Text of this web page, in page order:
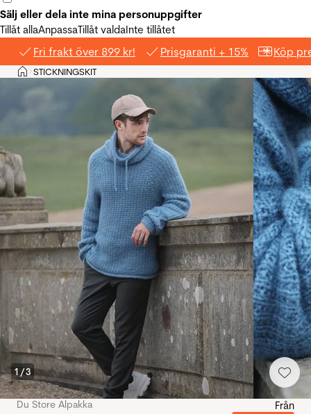
Sälj eller dela inte mina personuppgifter
Tillåt allaAnpassaTillåt valdaInte tillåtet
Fri frakt över 899 kr! Prisgaranti + 15% Köp
Hem
>STICKNINGSKIT
1 /3
Du Store Alpakka Från